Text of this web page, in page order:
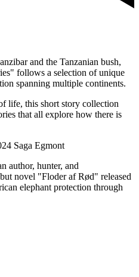
and the Tanzanian bush,
follows a selection of unique
spanning multiple continents.
life, this short story collection
that all explore how there is
Saga Egmont
author, hunter, and
novel "Floder af Rød" released
elephant protection through